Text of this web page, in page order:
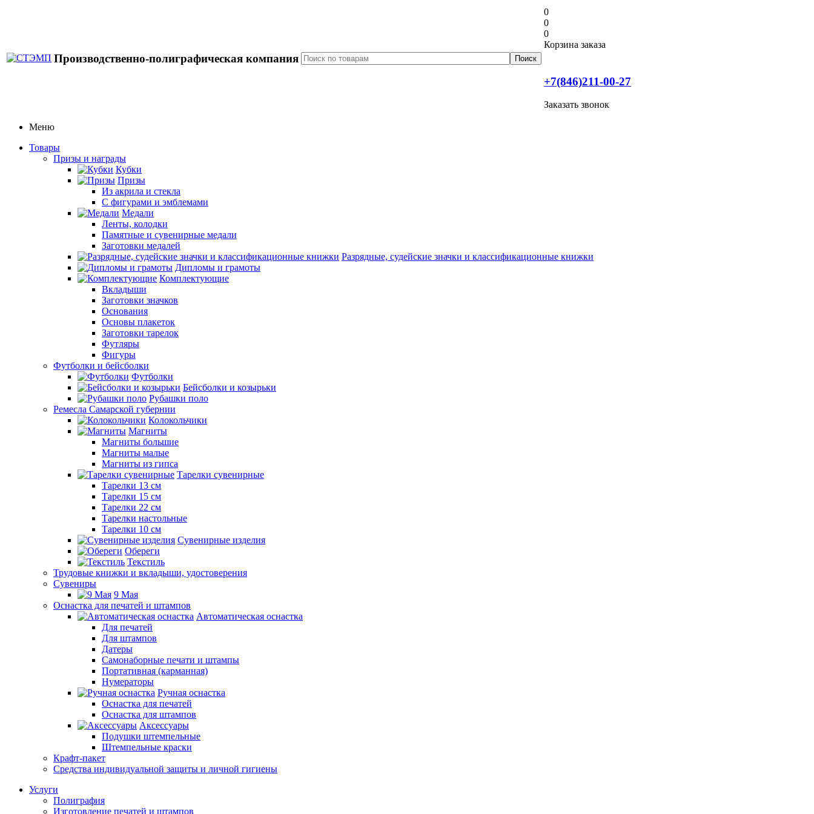
Производственно-полиграфическая компания
0
0
0
Корзина заказа
+7(846)211-00-27
Заказать звонок
Меню
Товары
Призы и награды
Кубки
Призы
Из акрила и стекла
С фигурами и эмблемами
Медали
Ленты, колодки
Памятные и сувенирные медали
Заготовки медалей
Разрядные, судейские значки и классификационные книжки
Дипломы и грамоты
Комплектующие
Вкладыши
Заготовки значков
Основания
Основы плакеток
Заготовки тарелок
Футляры
Фигуры
Футболки и бейсболки
Футболки
Бейсболки и козырьки
Рубашки поло
Ремесла Самарской губернии
Колокольчики
Магниты
Магниты большие
Магниты малые
Магниты из гипса
Тарелки сувенирные
Тарелки 13 см
Тарелки 15 см
Тарелки 22 см
Тарелки настольные
Тарелки 10 см
Сувенирные изделия
Обереги
Текстиль
Трудовые книжки и вкладыши, удостоверения
Сувениры
9 Мая
Оснастка для печатей и штампов
Автоматическая оснастка
Для печатей
Для штампов
Датеры
Самонаборные печати и штампы
Портативная (карманная)
Нумераторы
Ручная оснастка
Оснастка для печатей
Оснастка для штампов
Аксессуары
Подушки штемпельные
Штемпельные краски
Крафт-пакет
Средства индивидуальной защиты и личной гигиены
Услуги
Полиграфия
Изготовление печатей и штампов